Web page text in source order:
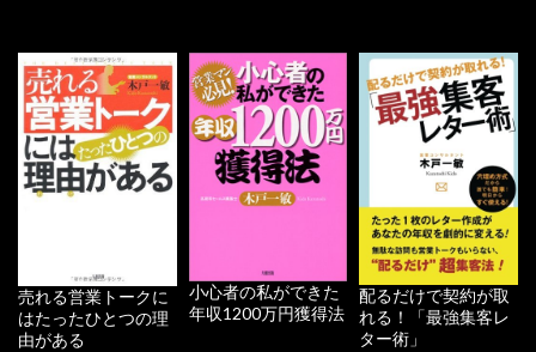
売れる営業トークに
はたったひとつの理
由がある
小心者の私ができた
年収1200万円獲得法
配るだけで契約が取
れる！「最強集客レ
ター術」